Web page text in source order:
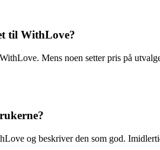
til WithLove?
Mens noen setter pris på
og beskriver den som god.